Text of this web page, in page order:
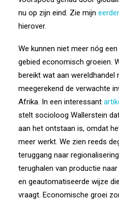
nu op zijn eind. Zie mijn
hierover.
We kunnen niet meer nóg
gebied economisch groeien.
bereikt wat aan wereldhandel
meegerekend de verwachte
Afrika. In een interessant
stelt socioloog Wallerstein
aan het ontstaan is, omdat
meer werkt. We zien reeds
teruggang naar
terughalen van productie
en geautomatiseerde wijze
vraagt. Economische groei